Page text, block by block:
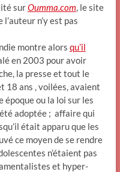
surOumma.com, le site
n’y est pas
montre alors qu’il
en 2003 pour avoir
la presse et tout le
18 ans , voilées, avaient
époque ou la loi sur les
adoptée ; affaire qui
était apparu que les
ce moyen de se rendre
n’étaient pas
et hyper-